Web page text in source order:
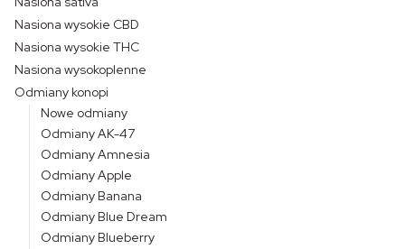
Nasiona wysokie CBD
Nasiona wysokie THC
Nasiona wysokoplenne
Odmiany konopi
Nowe odmiany
Odmiany AK-47
Odmiany Amnesia
Odmiany Apple
Odmiany Banana
Odmiany Blue Dream
Odmiany Blueberry